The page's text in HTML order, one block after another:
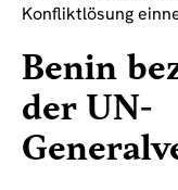
Konfliktlösung
Benin
der UN-